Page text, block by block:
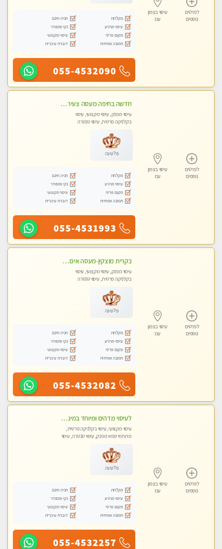
לפרטים
נוספים
עיסוי בצפון
עכו
מקלחת
חניה חינם
עיסוי מרגיע
נקי ומסודר
מקום פרטי
עיסוי מקצועי
תמונה אמיתית
דוברת עיברית
055-4532090
לפרטים
נוספים
עיסוי בצפון
עכו
חדשה בחיפה מעסה צעירה איכותית וקלאסית מזמינה אותך לעיסוי נעים מפנק ומרגיעה+ אבנים חמות וכוסות רוח מומלץ מאוד . . . highly recommended..new in the ci
עיסוי מפנק, עיסוי מקצועי, עיסוי
בקלניקה פרטית, עיסוי טנטרה
פלטינה
מקלחת
חניה חינם
עיסוי מרגיע
נקי ומסודר
מקום פרטי
עיסוי מקצועי
תמונה אמיתית
דוברת עיברית
055-4531993
לפרטים
נוספים
עיסוי בצפון
עכו
בקרית מוצקין-מעסה איכותית מקצועית ומפנקת בקריות
עיסוי מפנק, עיסוי מקצועי, עיסוי
בקלניקה פרטית, עיסוי טנטרה
פלטינה
מקלחת
חניה חינם
עיסוי מרגיע
נקי ומסודר
מקום פרטי
עיסוי מקצועי
תמונה אמיתית
דוברת עיברית
055-4532082
לפרטים
נוספים
עיסוי בצפון
עכו
לעיסוי מדהים ומיוחד במינו !!מומלץ לחלוטין!!ללא מין !!
עיסוי מקצועי, עיסוי בקלניקה פרטית,
מתחמי ספא מפנק, עיסוי טנטרה, עיסוי
פלטינה
מקלחת
חניה חינם
עיסוי מרגיע
נקי ומסודר
מקום פרטי
עיסוי מקצועי
תמונה אמיתית
דוברת עיברית
055-4532257